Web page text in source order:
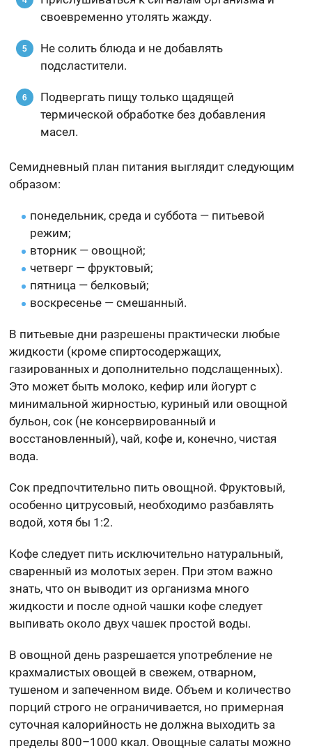
своевременно утолять жажду.
Не солить блюда и не добавлять
подсластители.
Подвергать пищу только щадящей
термической обработке без добавления
масел.
Семидневный план питания выглядит следующим
образом:
понедельник, среда и суббота — питьевой
режим;
вторник — овощной;
четверг — фруктовый;
пятница — белковый;
воскресенье — смешанный.
В питьевые дни разрешены практически любые
жидкости (кроме спиртосодержащих,
газированных и дополнительно подслащенных).
Это может быть молоко, кефир или йогурт с
минимальной жирностью, куриный или овощной
бульон, сок (не консервированный и
восстановленный), чай, кофе и, конечно, чистая
вода.
Сок предпочтительно пить овощной. Фруктовый,
особенно цитрусовый, необходимо разбавлять
водой, хотя бы 1:2.
Кофе следует пить исключительно натуральный,
сваренный из молотых зерен. При этом важно
знать, что он выводит из организма много
жидкости и после одной чашки кофе следует
выпивать около двух чашек простой воды.
В овощной день разрешается употребление не
крахмалистых овощей в свежем, отварном,
тушеном и запеченном виде. Объем и количество
порций строго не ограничивается, но примерная
суточная калорийность не должна выходить за
пределы 800–1000 ккал. Овощные салаты можно